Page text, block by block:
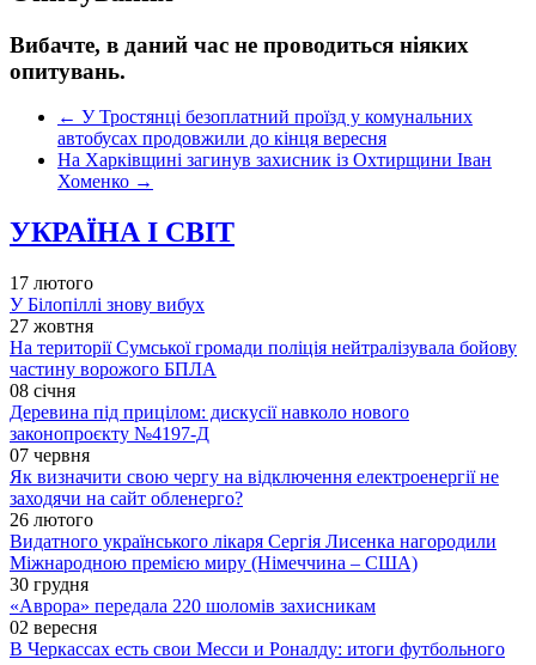
Вибачте, в даний час не проводиться ніяких
опитувань.
← У Тростянці безоплатний проїзд у комунальних
автобусах продовжили до кінця вересня
На Харківщині загинув захисник із Охтирщини Іван
Хоменко →
УКРАЇНА І СВІТ
17 лютого
У Білопіллі знову вибух
27 жовтня
На території Сумської громади поліція нейтралізувала бойову
частину ворожого БПЛА
08 січня
Деревина під прицілом: дискусії навколо нового
законопроєкту №4197-Д
07 червня
Як визначити свою чергу на відключення електроенергії не
заходячи на сайт обленерго?
26 лютого
Видатного українського лікаря Сергія Лисенка нагородили
Міжнародною премією миру (Німеччина – США)
30 грудня
«Аврора» передала 220 шоломів захисникам
02 вересня
В Черкассах есть свои Месси и Роналду: итоги футбольного